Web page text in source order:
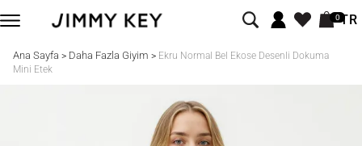
0TR
Ana Sayfa > Daha Fazla Giyim > Ekru Normal Bel Ekose Desenli Dokuma
Mini Etek